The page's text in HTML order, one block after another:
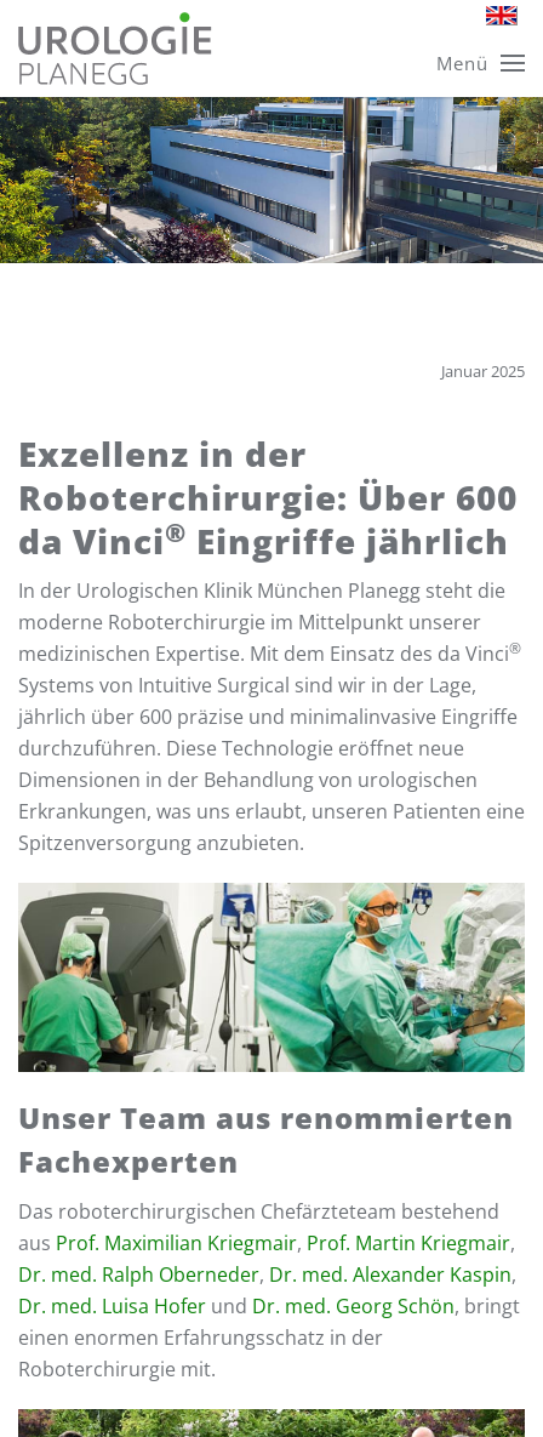
Skip
to
main
content
Menü
Januar 2025
Exzellenz in der
Roboterchirurgie: Über 600
da Vinci® Eingriffe jährlich
In der Urologischen Klinik München Planegg steht die
moderne Roboterchirurgie im Mittelpunkt unserer
medizinischen Expertise. Mit dem Einsatz des da Vinci®
Systems von Intuitive Surgical sind wir in der Lage,
jährlich über 600 präzise und minimalinvasive Eingriffe
durchzuführen. Diese Technologie eröffnet neue
Dimensionen in der Behandlung von urologischen
Erkrankungen, was uns erlaubt, unseren Patienten eine
Spitzenversorgung anzubieten.
Unser Team aus renommierten
Fachexperten
Das roboterchirurgischen Chefärzteteam bestehend
aus Prof. Maximilian Kriegmair, Prof. Martin Kriegmair,
Dr. med. Ralph Oberneder, Dr. med. Alexander Kaspin,
Dr. med. Luisa Hofer und Dr. med. Georg Schön, bringt
einen enormen Erfahrungsschatz in der
Roboterchirurgie mit.